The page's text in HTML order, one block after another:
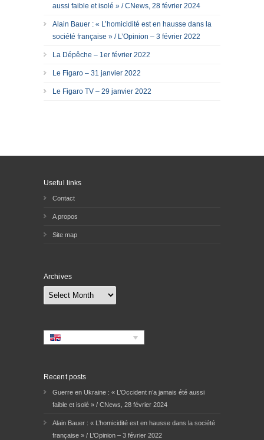
aussi faible et isolé » / CNews, 28 février 2024
Alain Bauer : « L’homicidité est en hausse dans la
société française » / L’Opinion – 3 février 2022
La Dépêche – 1er février 2022
Le Figaro – 31 janvier 2022
Le Figaro TV – 29 janvier 2022
Useful links
Contact
A propos
Site map
Archives
Archives
Recent posts
Guerre en Ukraine : « L’Occident n’a jamais été aussi
faible et isolé » / CNews, 28 février 2024
Alain Bauer : « L’homicidité est en hausse dans la société
française » / L’Opinion – 3 février 2022